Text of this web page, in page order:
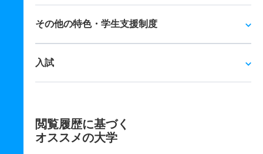
その他の特色・学生支援制度
入試
閲覧履歴に基づく
オススメの大学